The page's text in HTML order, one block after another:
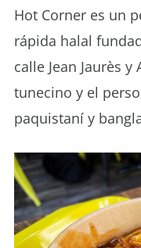
Hot Corner es un
rápida halal
calle Jean Jaurès
tunecino y el
paquistaní y